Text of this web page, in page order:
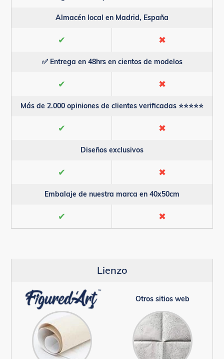
Almacén local en Madrid, España
✔ ✖
✅ Entrega en 48hrs en cientos de modelos
✔ ✖
Más de 2.000 opiniones de clientes verificadas ⭐⭐⭐⭐⭐
✔ ✖
Diseños exclusivos
✔ ✖
Embalaje de nuestra marca en 40x50cm
✔ ✖
Lienzo
Otros sitios web